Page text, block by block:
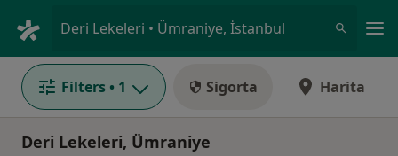
Deri Lekeleri • Ümraniye, İstanbul
Filters • 1 Sigorta Harita
Deri Lekeleri, Ümraniye